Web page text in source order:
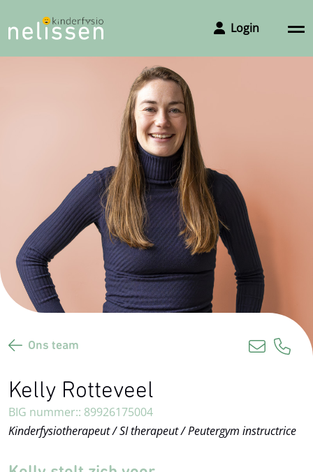
Afspraak maken
Om een afspraak te maken met de praktijk kunt u ons
het makkelijkste bereiken via het invullen van het
aanmeldformulier, wij bellen u dan zo snel mogelijk
terug voor het plannen van een intake. Wilt u toch liever
bellen, dan kan dat natuurlijk ook.
Telefoon 06 51 64 40 24
Vestigingen en openingstijden
Login
Ons team
Kelly Rotteveel
BIG nummer:: 89926175004
Kinderfysiotherapeut / SI therapeut / Peutergym instructrice